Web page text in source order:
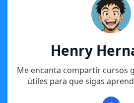
Henry
Me encanta compartir cursos
útiles para que sigas